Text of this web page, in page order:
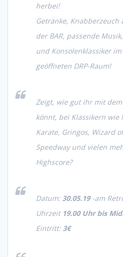
herbei!
Getränke, Knabberzeuch
der BAR, passende
und Konsolenklassiker
geöffneten DRP-Raum!
Zeigt, wie gut ihr mit
könnt, bei Klassikern wie
Karate, Gringos, Wizard
Speedway und vielen
Highscore?
Datum: 30.05.19-am
Uhrzeit 19.00 Uhr bis
Eintritt: 3€